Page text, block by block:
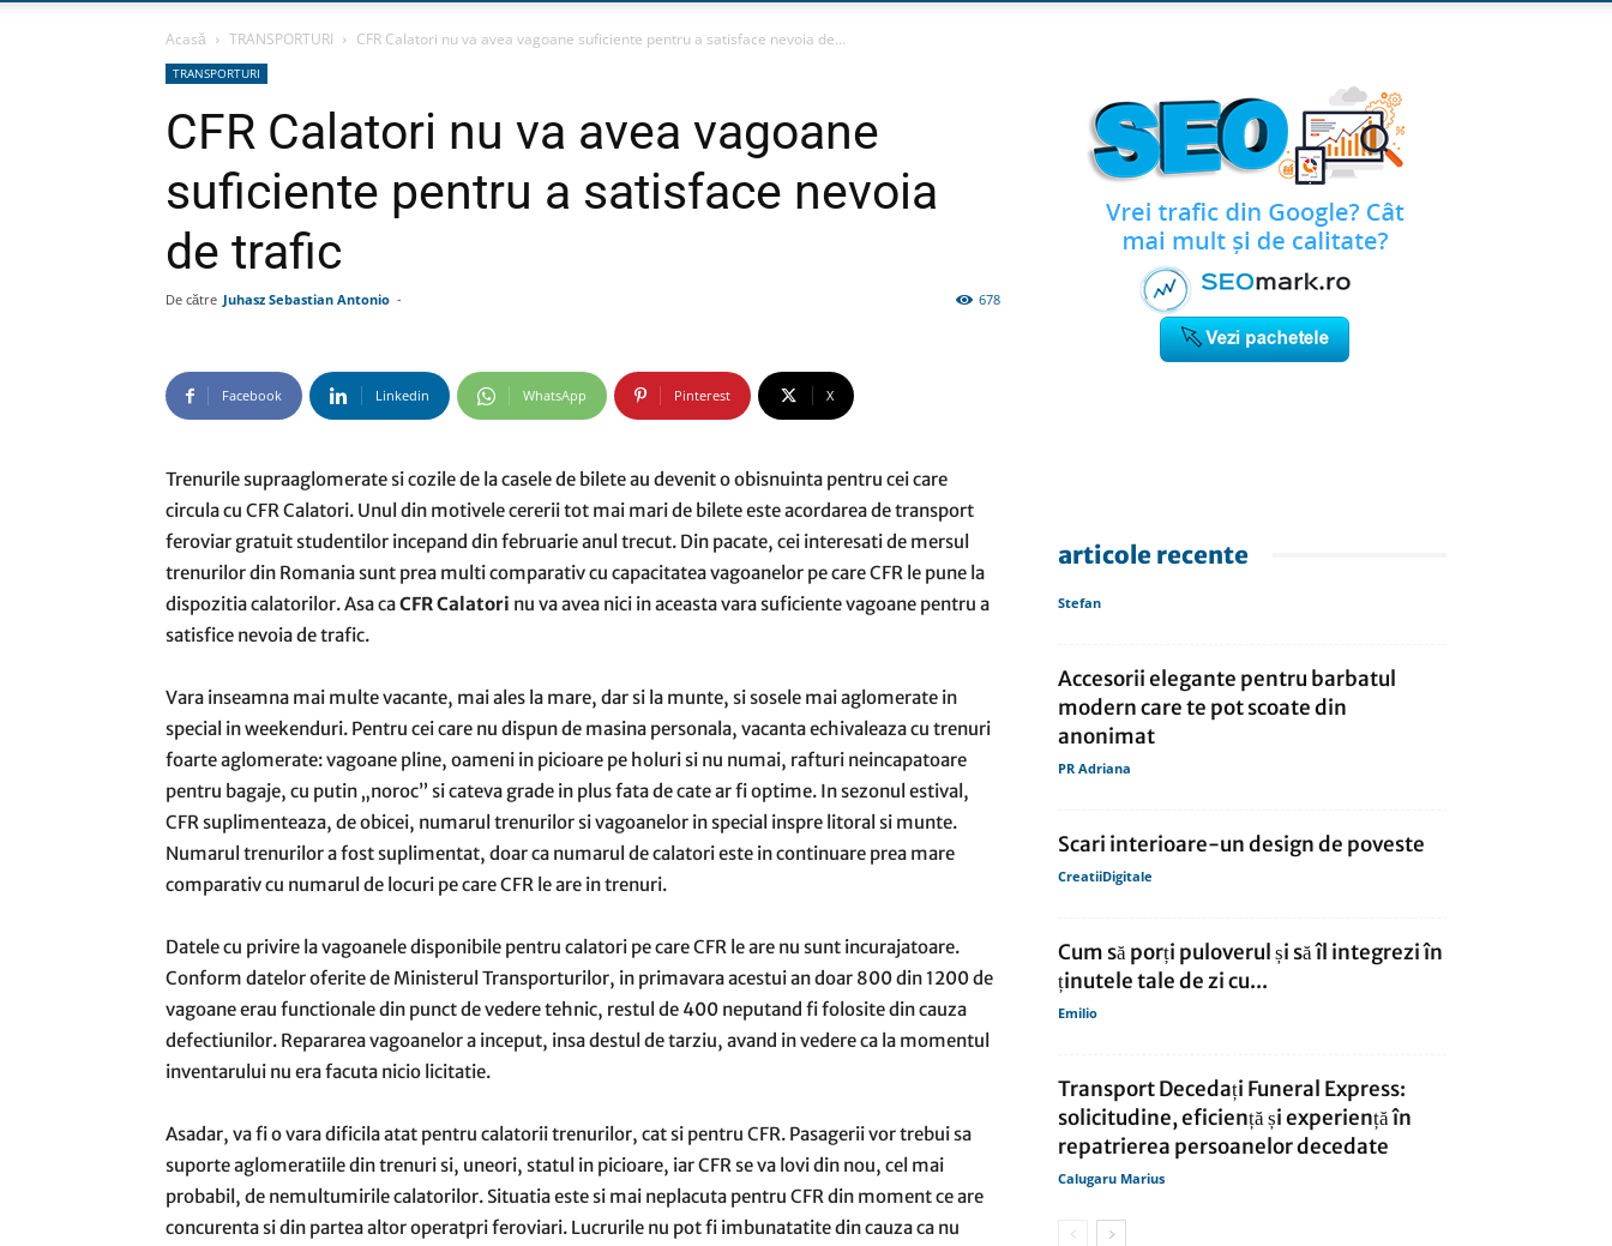
comunicate
de
presa
Acasă TRANSPORTURI CFR Calatori nu va avea vagoane suficiente pentru a satisface nevoia de...
TRANSPORTURI
CFR Calatori nu va avea vagoane
suficiente pentru a satisface nevoia
de trafic
De către Juhasz Sebastian Antonio - 678
Facebook Linkedin WhatsApp Pinterest X
Trenurile supraaglomerate si cozile de la casele de bilete au devenit o obisnuinta pentru cei care
circula cu CFR Calatori. Unul din motivele cererii tot mai mari de bilete este acordarea de transport
feroviar gratuit studentilor incepand din februarie anul trecut. Din pacate, cei interesati de mersul
trenurilor din Romania sunt prea multi comparativ cu capacitatea vagoanelor pe care CFR le pune la
dispozitia calatorilor. Asa caCFR Calatori nu va avea nici in aceasta vara suficiente vagoane pentru a
satisfice nevoia de trafic.
Vara inseamna mai multe vacante, mai ales la mare, dar si la munte, si sosele mai aglomerate in
special in weekenduri. Pentru cei care nu dispun de masina personala, vacanta echivaleaza cu trenuri
foarte aglomerate: vagoane pline, oameni in picioare pe holuri si nu numai, rafturi neincapatoare
pentru bagaje, cu putin „noroc” si cateva grade in plus fata de cate ar fi optime. In sezonul estival,
CFR suplimenteaza, de obicei, numarul trenurilor si vagoanelor in special inspre litoral si munte.
Numarul trenurilor a fost suplimentat, doar ca numarul de calatori este in continuare prea mare
comparativ cu numarul de locuri pe care CFR le are in trenuri.
Datele cu privire la vagoanele disponibile pentru calatori pe care CFR le are nu sunt incurajatoare.
Conform datelor oferite de Ministerul Transporturilor, in primavara acestui an doar 800 din 1200 de
vagoane erau functionale din punct de vedere tehnic, restul de 400 neputand fi folosite din cauza
defectiunilor. Repararea vagoanelor a inceput, insa destul de tarziu, avand in vedere ca la momentul
inventarului nu era facuta nicio licitatie.
Asadar, va fi o vara dificila atat pentru calatorii trenurilor, cat si pentru CFR. Pasagerii vor trebui sa
suporte aglomeratiile din trenuri si, uneori, statul in picioare, iar CFR se va lovi din nou, cel mai
probabil, de nemultumirile calatorilor. Situatia este si mai neplacuta pentru CFR din moment ce are
concurenta si din partea altor operatpri feroviari. Lucrurile nu pot fi imbunatatite din cauza ca nu
articole recente
Stefan
Accesorii elegante pentru barbatul
modern care te pot scoate din
anonimat
PR Adriana
Scari interioare-un design de poveste
CreatiiDigitale
Cum să porți puloverul și să îl integrezi în
ținutele tale de zi cu...
Emilio
Transport Decedați Funeral Express:
solicitudine, eficiență și experiență în
repatrierea persoanelor decedate
Calugaru Marius